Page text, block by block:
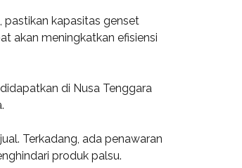
pastikan kapasitas genset
akan meningkatkan efisiensi
di Nusa Tenggara
Terkadang, ada penawaran
produk palsu.